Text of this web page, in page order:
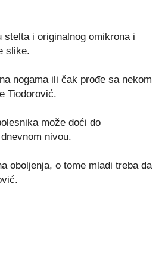
i originalnog omikrona i
slike.
nogama ili čak prođe sa nekom
Tiodorović.
može doći do
nivou.
oboljenja, o tome mladi treba da